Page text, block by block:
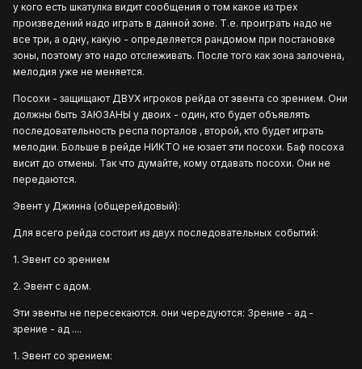
у кого есть шкатулка видит сообщения о том какое из трех
произведений надо играть в данной зоне. Т.е. проиграть надо не
все три, а одну, какую - определяется рандомом при постановке
зоны, поэтому это надо отслеживать. После того как зона залочена,
мелодия уже не меняется.
Посохи - защищают ДВУХ игроков рейда от эвента со зрением. Они
должны быть ЗАЮЗАНЫ у двоих - один, кто будет объявлять
последовательность респа порталов , второй, кто будет играть
мелодии. Больше в рейде НИКТО не юзает эти посохи. Баф посоха
висит до отмены. Так что думайте, кому отдавать посохи. Они не
передаются.
Эвент у Джинна (общерейдовый):
Для всего рейда состоит из двух последовательных событий:
1. Эвент со зрением
2. Эвент с адом.
Эти эвенты не пересекаются. они чередуются: Зрение - ад -
зрение - ад ....
1. Эвент со зрением: